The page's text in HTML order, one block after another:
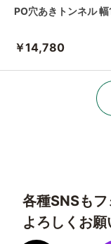
PO穴あきトンネル
￥14,780
各種SNSも
よろしくお願